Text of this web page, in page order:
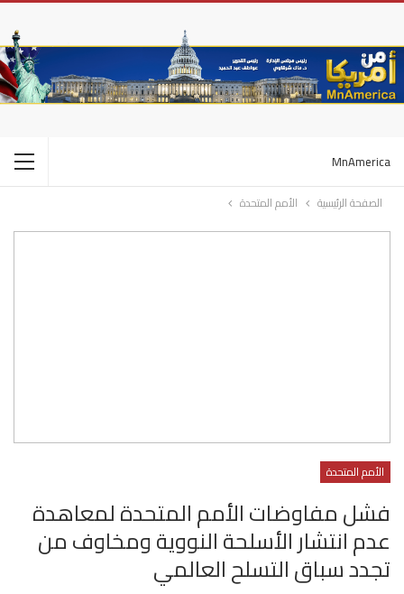
MnAmerica
الصفحة الرئيسية الأمم المتحدة
الأمم المتحدة
فشل مفاوضات الأمم المتحدة لمعاهدة
عدم انتشار الأسلحة النووية ومخاوف من
تجدد سباق التسلح العالمي